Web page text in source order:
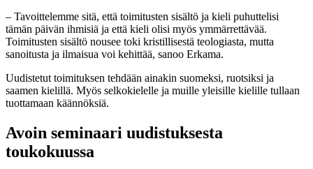
– Tavoittelemme sitä, että toimitusten sisältö ja kieli puhuttelisi
tämän päivän ihmisiä ja että kieli olisi myös ymmärrettävää.
Toimitusten sisältö nousee toki kristillisestä teologiasta, mutta
sanoitusta ja ilmaisua voi kehittää, sanoo Erkama.
Uudistetut toimituksen tehdään ainakin suomeksi, ruotsiksi ja
saamen kielillä. Myös selkokielelle ja muille yleisille kielille tullaan
tuottamaan käännöksiä.
Avoin seminaari uudistuksesta
toukokuussa